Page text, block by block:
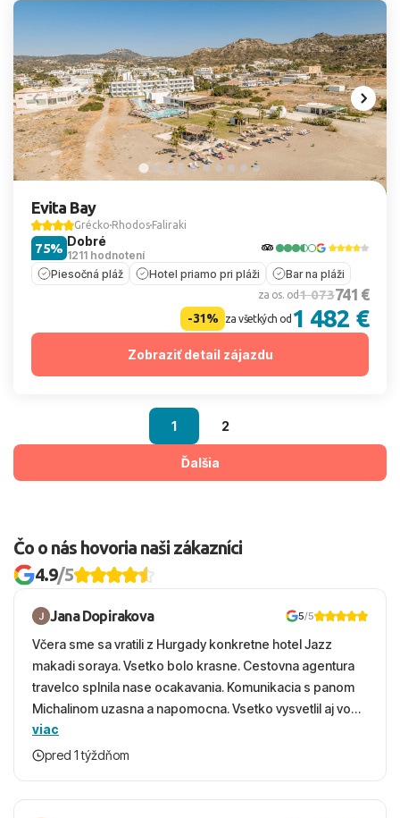
Evita Bay
Grécko Rhodos Faliraki
Dobré
1211 hodnotení
75%
Piesočná pláž Hotel priamo pri pláži Bar na pláži
za os. od1 073741 €
-31% za všetkých od 1 482 €
Zobraziť detail zájazdu
1 2
Ďalšia
Čo o nás hovoria naši zákazníci
4.9/5
Jana Dopirakova 5/5
Včera sme sa vratili z Hurgady konkretne hotel Jazz
makadi soraya. Vsetko bolo krasne. Cestovna agentura
travelco splnila nase ocakavania. Komunikacia s panom
Michalinom uzasna a napomocna. Vsetko vysvetlil aj vo
vecernych hodinach zaco sa ospravedlnujem. Hotel
krasny, cisty. Sluzby top. Strava, prostredie, more,
viac
pred 1 týždňom